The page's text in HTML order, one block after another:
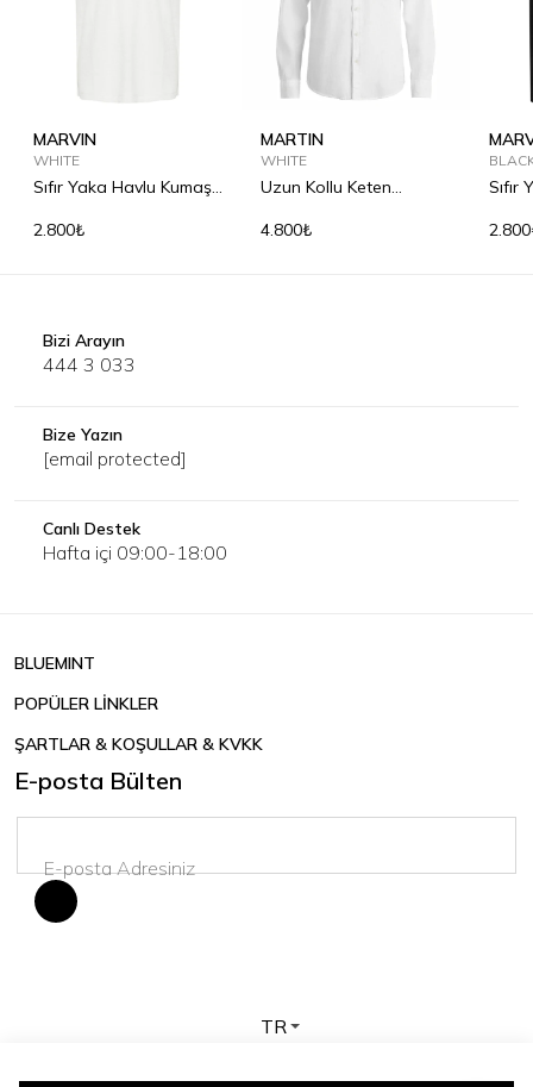
MARVIN
WHITE
Sıfır Yaka Havlu Kumaş
2.800₺
MARTIN
WHITE
Uzun Kollu Keten
4.800₺
Sıfır
Bizi Arayın
444 3 033
Bize Yazın
[email protected]
Canlı Destek
Hafta içi 09:00-18:00
BLUEMINT
POPÜLER LİNKLER
ŞARTLAR & KOŞULLAR & KVKK
E-posta Bülten
TR